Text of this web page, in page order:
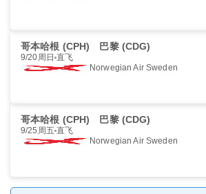
哥本哈根 (CPH) 巴黎 (CDG)
9/20周日 直飞
Norwegian Air Sweden
哥本哈根 (CPH) 巴黎 (CDG)
9/25周五 直飞
Norwegian Air Sweden